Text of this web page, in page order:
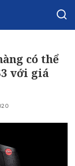
có thể
với giá